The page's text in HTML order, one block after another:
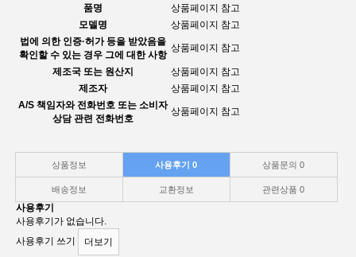
품명
상품페이지 참고
모델명
상품페이지 참고
법에 의한 인증·허가 등을 받았음을
확인할 수 있는 경우 그에 대한 사항
상품페이지 참고
제조국 또는 원산지
상품페이지 참고
제조자
상품페이지 참고
A/S 책임자와 전화번호 또는 소비자
상담 관련 전화번호
상품페이지 참고
상품정보 사용후기0 상품문의0
배송정보 교환정보 관련상품0
사용후기
사용후기가 없습니다.
사용후기 쓰기
더보기